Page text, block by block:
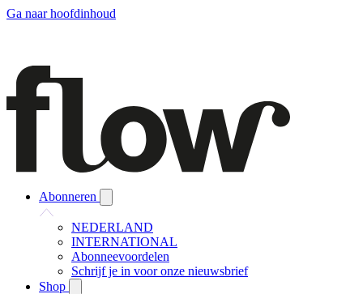
Ga naar hoofdinhoud
Abonneren
NEDERLAND
INTERNATIONAL
Abonneevoordelen
Schrijf je in voor onze nieuwsbrief
Shop